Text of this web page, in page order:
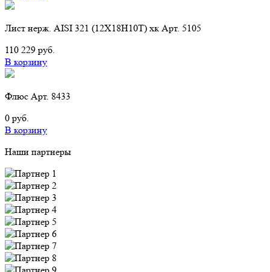
Лист нерж. AISI 321 (12Х18Н10Т) хк Арт. 5105
110 229 руб.
В корзину
Флюс Арт. 8433
0 руб.
В корзину
Наши партнеры